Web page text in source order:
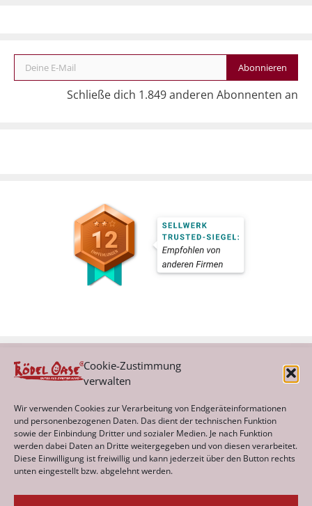
Cookie-Zustimmung
verwalten
Wir verwenden Cookies zur Verarbeitung von Endgeräteinformationen
und personenbezogenen Daten. Das dient der technischen Funktion
sowie der Einbindung Dritter und sozialer Medien. Je nach Funktion
werden dabei Daten an Dritte weitergegeben und von diesen verarbeitet.
Diese Einwilligung ist freiwillig und kann jederzeit über den Button rechts
unten eingestellt bzw. abgelehnt werden.
Deine E-Mail
Abonnieren
Schließe dich 1.849 anderen Abonnenten an
Archiv